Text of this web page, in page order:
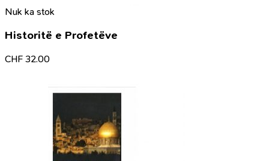
Nuk ka stok
Historitë e Profetëve
CHF 32.00